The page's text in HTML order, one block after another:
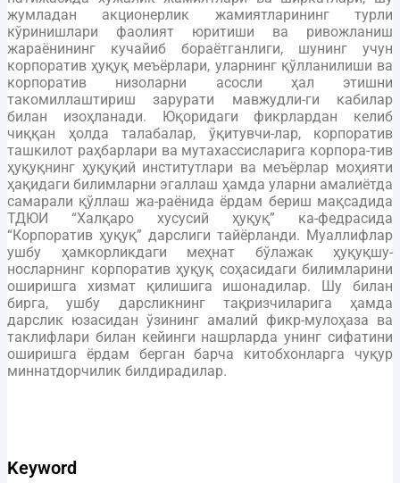
жумладан акционерлик жамиятларининг турли
кўринишлари фаолият юритиши ва ривожланиш
жараёнининг кучайиб бораётганлиги, шунинг учун
корпоратив ҳуқуқ меъёрлари, уларнинг қўлланилиши ва
корпоратив низоларни асосли ҳал этишни
такомиллаштириш зарурати мавжудли-ги кабилар
билан изоҳланади. Юқоридаги фикрлардан келиб
чиққан ҳолда талабалар, ўқитувчи-лар, корпоратив
ташкилот раҳбарлари ва мутахассисларига корпора-тив
ҳуқуқнинг ҳуқуқий институтлари ва меъёрлар моҳияти
ҳақидаги билимларни эгаллаш ҳамда уларни амалиётда
самарали қўллаш жа-раёнида ёрдам бериш мақсадида
ТДЮИ “Халқаро хусусий ҳуқуқ” ка-федрасида
“Корпоратив ҳуқуқ” дарслиги тайёрланди. Муаллифлар
ушбу ҳамкорликдаги меҳнат бўлажак ҳуқуқшу-
носларнинг корпоратив ҳуқуқ соҳасидаги билимларини
оширишга хизмат қилишига ишонадилар. Шу билан
бирга, ушбу дарсликнинг тақризчиларига ҳамда
дарслик юзасидан ўзининг амалий фикр-мулоҳаза ва
таклифлари билан кейинги нашрларда унинг сифатини
оширишга ёрдам берган барча китобхонларга чуқур
миннатдорчилик билдирадилар.
Keyword